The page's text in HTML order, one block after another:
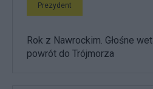
Prezydent
Rok z Nawrockim. Głośne
powrót do Trójmorza